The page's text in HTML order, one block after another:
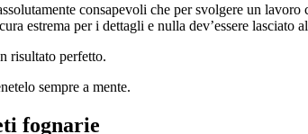
consapevoli che per svolgere un
estrema per i dettagli e nulla dev’essere lasciato
risultato perfetto.
sempre a mente.
fognarie